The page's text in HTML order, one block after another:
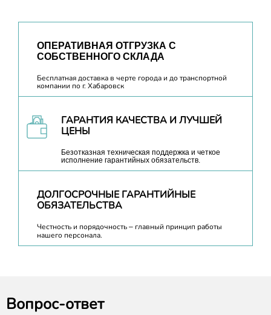
ОПЕРАТИВНАЯ ОТГРУЗКА С
СОБСТВЕННОГО СКЛАДА
Бесплатная доставка в черте города и до транспортной
компании по г. Хабаровск
ГАРАНТИЯ КАЧЕСТВА И ЛУЧШЕЙ
ЦЕНЫ
Безотказная техническая поддержка и четкое
исполнение гарантийных обязательств.
ДОЛГОСРОЧНЫЕ ГАРАНТИЙНЫЕ
ОБЯЗАТЕЛЬСТВА
Честность и порядочность – главный принцип работы
нашего персонала.
Вопрос-ответ